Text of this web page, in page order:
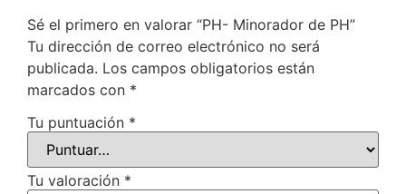
Sé el primero en valorar “PH- Minorador de PH”
Tu dirección de correo electrónico no será
publicada. Los campos obligatorios están
marcados con *
Tu puntuación *
Tu valoración *